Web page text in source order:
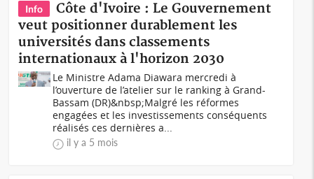
Info
Côte d'Ivoire : Le Gouvernement
veut positionner durablement les
universités dans classements
internationaux à l'horizon 2030
Le Ministre Adama Diawara mercredi à
l’ouverture de l’atelier sur le ranking à Grand-
Bassam (DR)&nbsp;Malgré les réformes
engagées et les investissements conséquents
réalisés ces dernières a...
il y a 5 mois